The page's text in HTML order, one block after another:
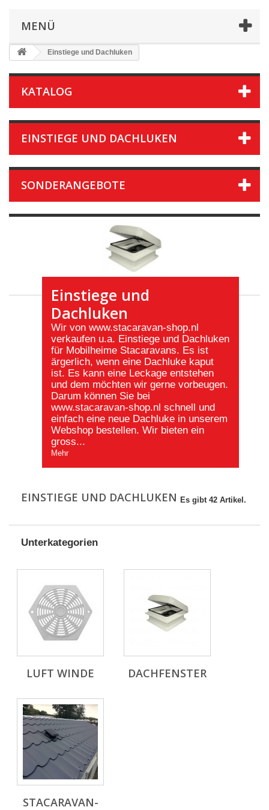
MENÜ
Einstiege und Dachluken
KATALOG
EINSTIEGE UND DACHLUKEN
SONDERANGEBOTE
Einstiege und
Dachluken
Wir von www.stacaravan-shop.nl
verkaufen u.a. Einstiege und Dachluken
für Mobilheime Stacaravans. Es ist
ärgerlich, wenn eine Dachluke kaput
ist. Es kann eine Leckage entstehen
und dem möchten wir gerne vorbeugen.
Darum können Sie bei
www.stacaravan-shop.nl schnell und
einfach eine neue Dachluke in unserem
Webshop bestellen. Wir bieten ein
gross...
Mehr
EINSTIEGE UND DACHLUKEN Es gibt 42 Artikel.
Unterkategorien
LUFT WINDE DACHFENSTER
STACARAVAN-